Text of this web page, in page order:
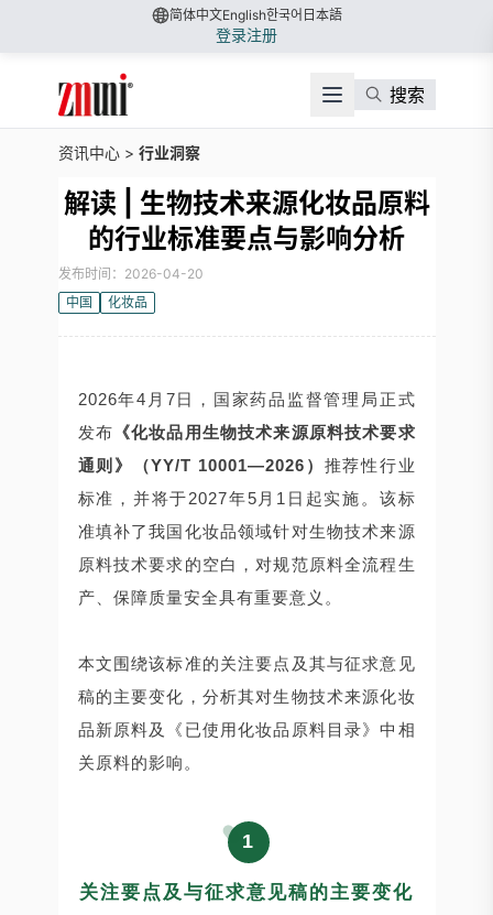
简体中文English한국어 日本語
登录注册
搜索
资讯中心 > 行业洞察
解读 | 生物技术来源化妆品原料
的行业标准要点与影响分析
发布时间：2026-04-20
中国
化妆品
2026年4月7日，国家药品监督管理局正式
发布 《化妆品用生物技术来源原料技术要求
通则》（YY/T 10001—2026） 推荐性行业
标准，并将于2027年5月1日起实施。该标
准填补了我国化妆品领域针对生物技术来源
原料技术要求的空白，对规范原料全流程生
产、保障质量安全具有重要意义。
本文围绕该标准的关注要点及其与征求意见
稿的主要变化，分析其对生物技术来源化妆
品新原料及《已使用化妆品原料目录》中相
关原料的影响。
1
关注要点及与征求意见稿的主要变化